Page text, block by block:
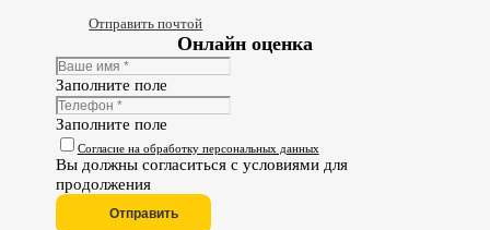
Отправить почтой
Онлайн оценка
Заполните поле
Заполните поле
Согласие на обработку персональных данных
Вы должны согласиться с условиями для
продолжения
Отправить